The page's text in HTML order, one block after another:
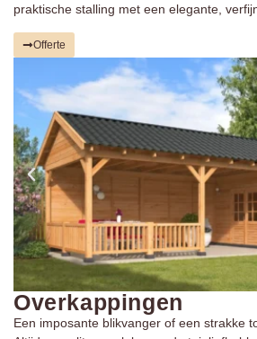
praktische stalling met een elegante,
Offerte
Overkappingen
Een imposante blikvanger of een strakke